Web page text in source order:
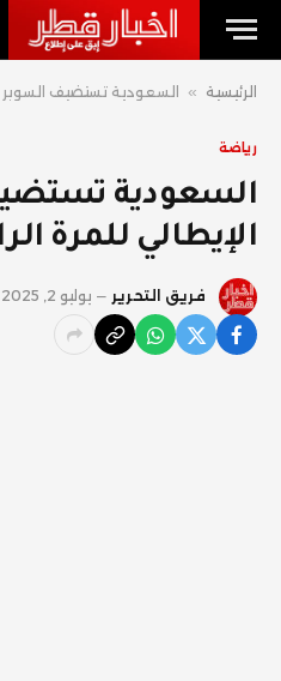
الرئيسية » السعودية تستضيف السوبر
رياضة
السعودية
الإيطالي للمرة
فريق التحرير يوليو 2, 2025